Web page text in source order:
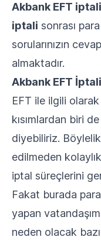
Akbank EFT iptali
iptali sonrası
sorularınızın
almaktadır.
Akbank EFT İptali
EFT ile ilgili
kısımlardan biri
diyebiliriz.
edilmeden
iptal süreçlerini
Fakat burada
yapan
neden olacak